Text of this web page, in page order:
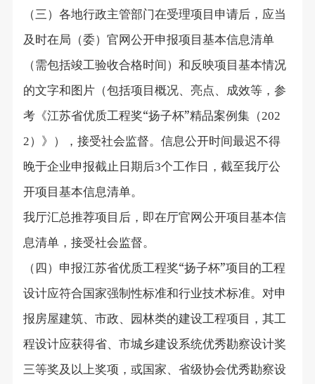
（三）各地行政主管部门在受理项目申请后，应当
及时在局（委）官网公开申报项目基本信息清单
（需包括竣工验收合格时间）和反映项目基本情况
的文字和图片（包括项目概况、亮点、成效等，参
考《江苏省优质工程奖“扬子杯”精品案例集（202
2）》），接受社会监督。信息公开时间最迟不得
晚于企业申报截止日期后3个工作日，截至我厅公
开项目基本信息清单。
我厅汇总推荐项目后，即在厅官网公开项目基本信
息清单，接受社会监督。
（四）申报江苏省优质工程奖“扬子杯”项目的工程
设计应符合国家强制性标准和行业技术标准。对申
报房屋建筑、市政、园林类的建设工程项目，其工
程设计应获得省、市城乡建设系统优秀勘察设计奖
三等奖及以上奖项，或国家、省级协会优秀勘察设